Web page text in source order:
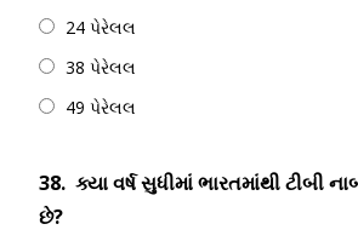
24 પેરેલલ
38 પેરેલલ
49 પેરેલલ
38. ક્યા વર્ષ સુધીમાં ભારતમાંથી ટીબી
છે?